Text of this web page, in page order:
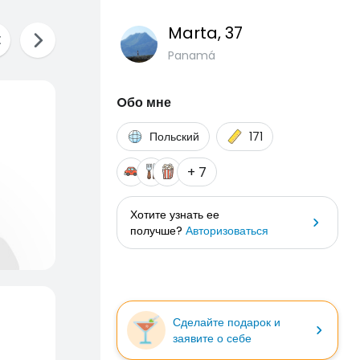
Marta, 37
Panamá
Oбо мне
Польский 171
+ 7
Хотите узнать ее
получше? Авторизоваться
Сделайте подарок и
заявите о себе